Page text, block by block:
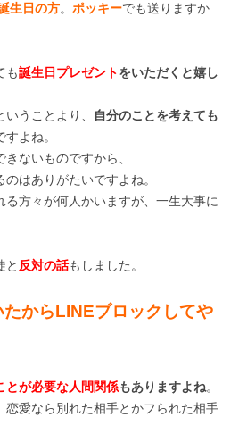
生日の方。 ポッキーでも送りますか
も誕生日プレゼントをいただくと嬉し
うことより、
自分のことを考えても
すよね。
ないものですから、
はありがたいですよね。
る方々が何人かいますが、一生大事に
と 反対の話もしました。
たからLINEブロックしてや
とが必要な人間関係もありますよね。
恋愛なら別れた相手とかフられた相手